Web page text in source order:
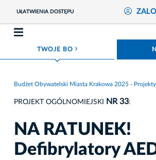
UŁATWIENIA DOSTĘPU
TWOJE BO ROZWIŃ MENU
Budżet Obywatelski Miasta Krakowa 2025 - Projekty
PROJEKT OGÓLNOMIEJSKI NR 33:
NA RATUNEK!
Defibrylatory